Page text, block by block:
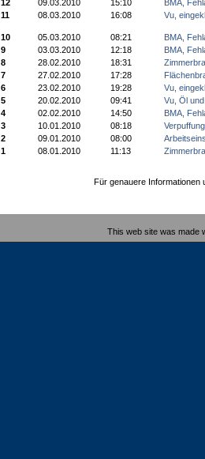
12
09.03.2010 15:10
BMA,
11
08.03.2010 16:08 Vu,
10 05.03.2010 08:21
BMA,
9
03.03.2010 12:18
BMA,
8
28.02.2010 18:31
7
27.02.2010 17:28
6
23.02.2010 19:28
Vu,
5
20.02.2010 09:41
Vu, Öl
4
02.02.2010 14:50
BMA,
3
10.01.2010 08:18
Verpuffung
2
09.01.2010 08:00
1
08.01.2010 11:13
Für genauere Informationen
This web site was made